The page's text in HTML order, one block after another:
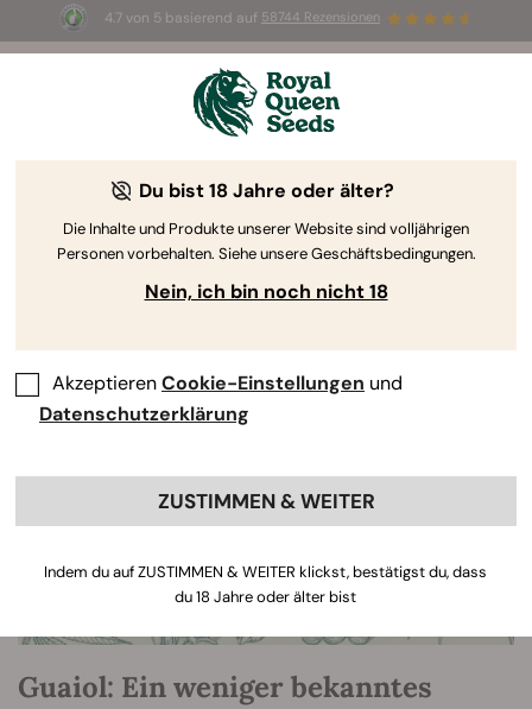
4.7 von 5 basierend auf 58744 Rezensionen
☀️ Sommer-Sale: Bis zu 50 % Rabatt
auf ausgewählte Produkte! ⏤
The RQS Blog
Guaiol: Ein weniger bekanntes
Du bist 18 Jahre oder älter?
Die Inhalte und Produkte unserer Website sind volljährigen
Personen vorbehalten. Siehe unsere Geschäftsbedingungen.
Nein, ich bin noch nicht 18
AkzeptierenCookie-Einstellungen und
Datenschutzerklärung
ZUSTIMMEN & WEITER
Indem du auf ZUSTIMMEN & WEITER klickst, bestätigst du, dass
du 18 Jahre oder älter bist